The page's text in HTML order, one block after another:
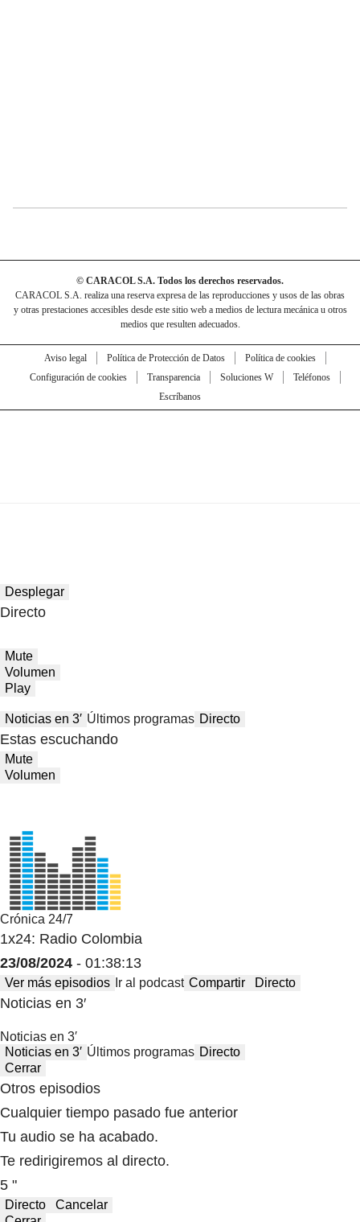
© CARACOL S.A. Todos los derechos reservados.
CARACOL S.A. realiza una reserva expresa de las reproducciones y usos de las obras
y otras prestaciones accesibles desde este sitio web a medios de lectura mecánica u otros
medios que resulten adecuados.
Aviso legal Política de Protección de Datos
Política de cookies
Configuración de cookies
Transparencia Soluciones W
Teléfonos
Escríbanos
Desplegar
Directo
Mute
Volumen
Play
Noticias en 3′ Últimos programas Directo
Estas escuchando
Mute
Volumen
Crónica 24/7
1x24: Radio Colombia
23/08/2024 - 01:38:13
Ver más episodios Ir al podcast Compartir Directo
Noticias en 3′
Noticias en 3′
Noticias en 3′ Últimos programas Directo
Cerrar
Otros episodios
Cualquier tiempo pasado fue anterior
Tu audio se ha acabado.
Te redirigiremos al directo.
5 "
Directo
Cancelar